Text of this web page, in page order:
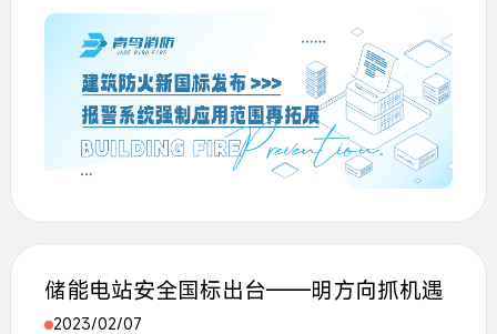
储能电站安全国标出台——明方向抓机遇
2023/02/07